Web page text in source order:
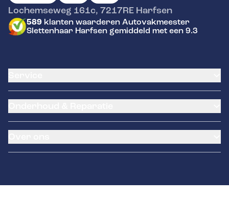
Lochemseweg 161c, 7217RE Harfsen
589 klanten waarderen Autovakmeester
Slettenhaar Harfsen gemiddeld met een 9.3
Banden service
Pechhulp
Schade en reparatie